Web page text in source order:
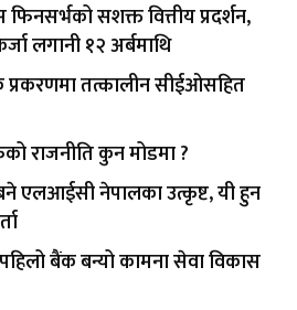
सशक्त वित्तीय प्रदर्शन,
लगानी १२ अर्बमाथि
प्रकरणमा तत्कालीन सीईओसहित
राजनीति कुन मोडमा ?
एलआईसी नेपालका उत्कृष्ट, यी हुन
बैंक बन्यो कामना सेवा विकास